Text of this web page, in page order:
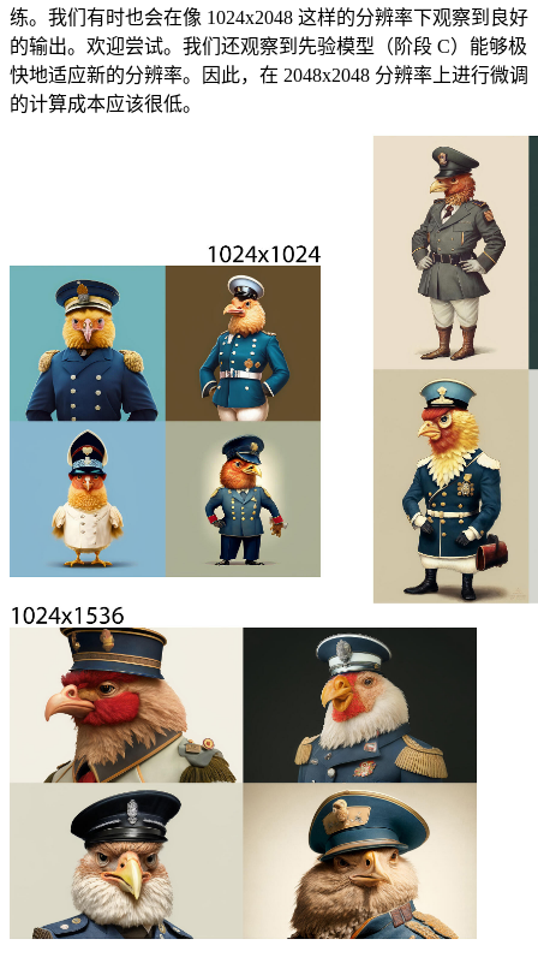
练。我们有时也会在像 1024x2048 这样的分辨率下观察到良好
的输出。欢迎尝试。我们还观察到先验模型（阶段 C）能够极
快地适应新的分辨率。因此，在 2048x2048 分辨率上进行微调
的计算成本应该很低。